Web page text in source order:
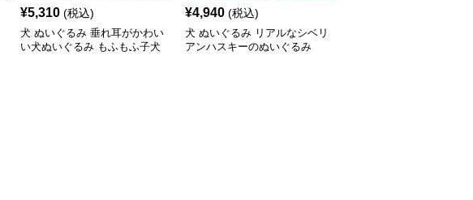
¥5,310 (税込)
犬 ぬいぐるみ 垂れ耳がかわい
い犬ぬいぐるみ もふもふ子犬
¥4,940 (税込)
犬 ぬいぐるみ リアルなシベリ
アンハスキーのぬいぐるみ